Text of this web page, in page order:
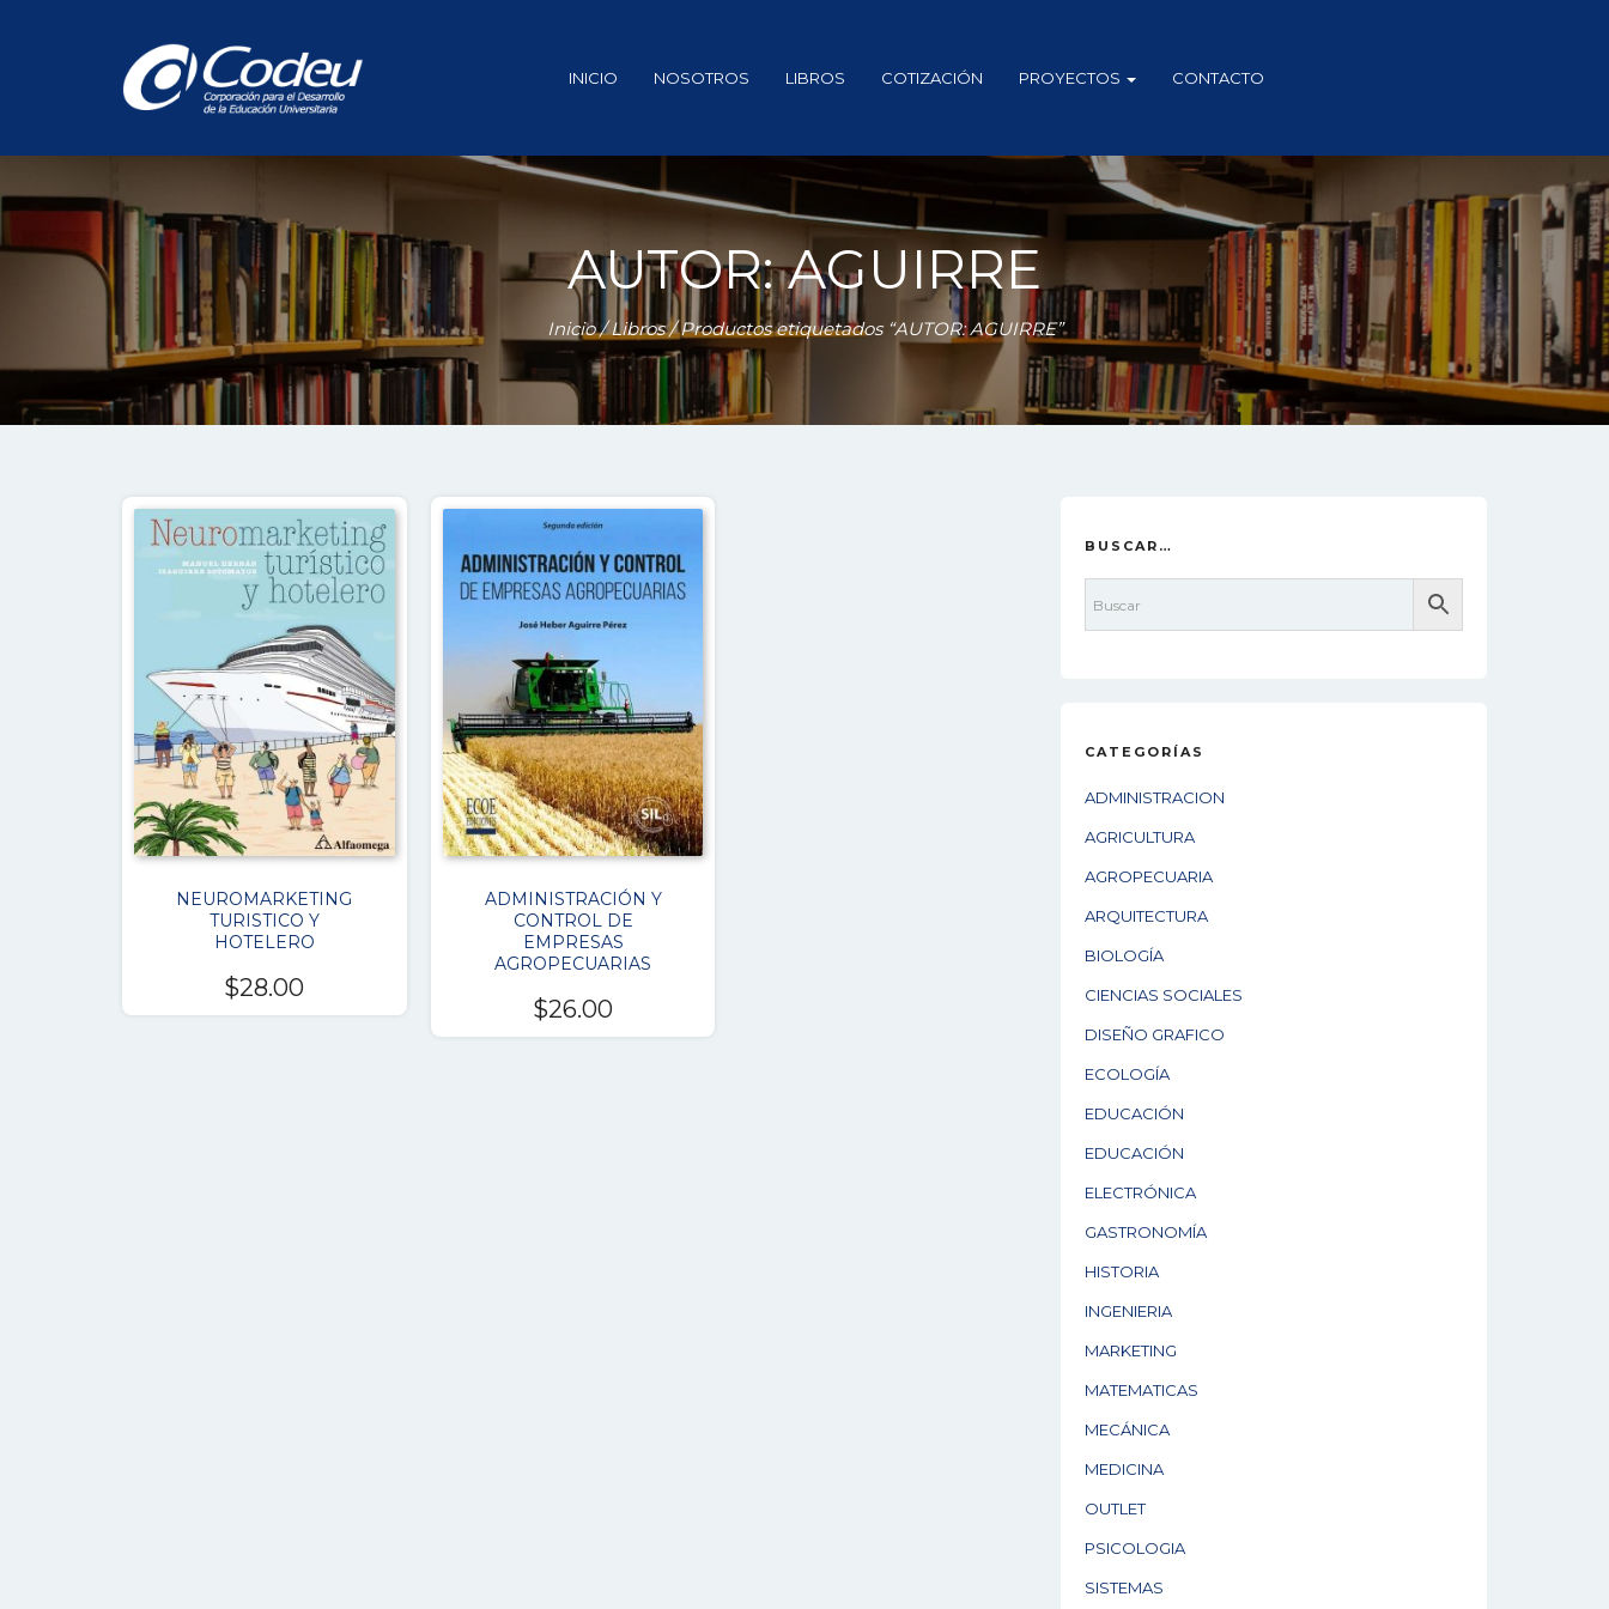
INICIO NOSOTROS LIBROS COTIZACIÓN PROYECTOS CONTACTO
AUTOR: AGUIRRE
Inicio/Libros/ Productos etiquetados “AUTOR: AGUIRRE”
NEUROMARKETING
TURISTICO Y
HOTELERO
$28.00
ADMINISTRACIÓN Y
CONTROL DE
EMPRESAS
AGROPECUARIAS
$26.00
BUSCAR…
CATEGORÍAS
ADMINISTRACION
AGRICULTURA
AGROPECUARIA
ARQUITECTURA
BIOLOGÍA
CIENCIAS SOCIALES
DISEÑO GRAFICO
ECOLOGÍA
EDUCACIÓN
EDUCACIÓN
ELECTRÓNICA
GASTRONOMÍA
HISTORIA
INGENIERIA
MARKETING
MATEMATICAS
MECÁNICA
MEDICINA
OUTLET
PSICOLOGIA
SISTEMAS